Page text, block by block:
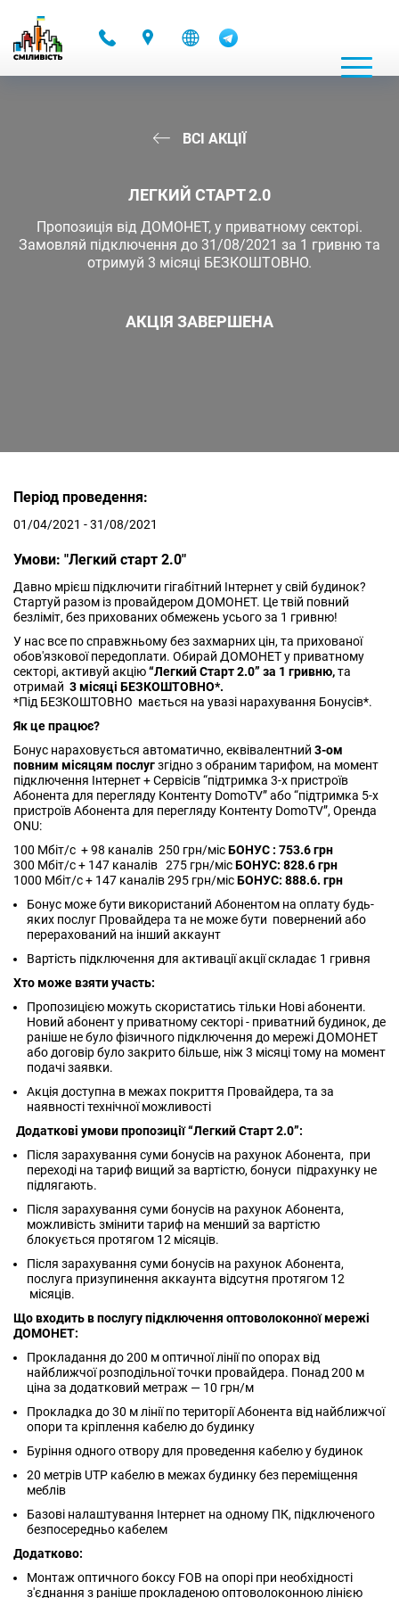
ВСІ АКЦІЇ
ЛЕГКИЙ СТАРТ 2.0
Пропозиція від ДОМОНЕТ, у приватному секторі.
Замовляй підключення до 31/08/2021 за 1 гривню та
отримуй 3 місяці БЕЗКОШТОВНО.
АКЦІЯ ЗАВЕРШЕНА
Період проведення:
01/04/2021 - 31/08/2021
Умови: "Легкий старт 2.0"
Давно мрієш підключити гігабітний Інтернет у свій будинок?
Стартуй разом із провайдером ДОМОНЕТ. Це твій повний
безліміт, без прихованих обмежень усього за 1 гривню!
У нас все по справжньому без захмарних цін, та прихованої
обов'язкової передоплати. Обирай ДОМОНЕТ у приватному
секторі, активуй акцію“Легкий Старт 2.0” за 1 гривню,та
отримай 3 місяці БЕЗКОШТОВНО*.
*Під БЕЗКОШТОВНО мається на увазі нарахування Бонусів*.
Як це працює?
Бонус нараховується автоматично, еквівалентний 3-ом
повним місяцям послугзгідно з обраним тарифом, на момент
підключення Інтернет + Сервісів “підтримка 3-х пристроїв
Абонента для перегляду Контенту DomoTV” або “підтримка 5-х
пристроїв Абонента для перегляду Контенту DomoTV”, Оренда
ONU:
100 Мбіт/с + 98 каналів 250 грн/місБОНУС : 753.6 грн
300 Мбіт/с + 147 каналів 275 грн/місБОНУС: 828.6 грн
1000 Мбіт/с + 147 каналів 295 грн/місБОНУС: 888.6. грн
Бонус може бути використаний Абонентом на оплату будь-
яких послуг Провайдера та не може бути повернений або
перерахований на інший аккаунт
Вартість підключення для активації акції складає 1 гривня
Хто може взяти участь:
Пропозицією можуть скористатись тільки Нові абоненти.
Новий абонент у приватному секторі - приватний будинок, де
раніше не було фізичного підключення до мережі ДОМОНЕТ
або договір було закрито більше, ніж 3 місяці тому на момент
подачі заявки.
Акція доступна в межах покриття Провайдера, та за
наявності технічної можливості
Додаткові умови пропозиції “Легкий Старт 2.0”:
Після зарахування суми бонусів на рахунок Абонента, при
переході на тариф вищий за вартістю, бонуси підрахунку не
підлягають.
Після зарахування суми бонусів на рахунок Абонента,
можливість змінити тариф на менший за вартістю
блокується протягом 12 місяців.
Після зарахування суми бонусів на рахунок Абонента,
послуга призупинення аккаунта відсутня протягом 12
місяців.
Що входить в послугу підключення оптоволоконної мережі
ДОМОНЕТ:
Прокладання до 200 м оптичної лінії по опорах від
найближчої розподільної точки провайдера. Понад 200 м
ціна за додатковий метраж — 10 грн/м
Прокладка до 30 м лінії по території Абонента від найближчої
опори та кріплення кабелю до будинку
Буріння одного отвору для проведення кабелю у будинок
20 метрів UTP кабелю в межах будинку без переміщення
меблів
Базові налаштування Інтернет на одному ПК, підключеного
безпосередньо кабелем
Додатково:
Монтаж оптичного боксу FOB на опорі при необхідності
з'єднання з раніше прокладеною оптоволоконною лінією